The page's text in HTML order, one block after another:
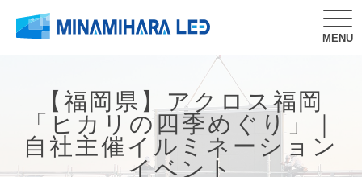
MENU
【福岡県】アクロス福岡
「ヒカリの四季めぐり」｜
自社主催イルミネーション
イベント